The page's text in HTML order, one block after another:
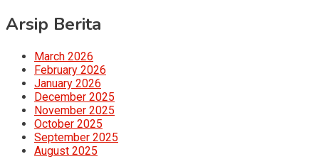
Arsip Berita
March 2026
February 2026
January 2026
December 2025
November 2025
October 2025
September 2025
August 2025